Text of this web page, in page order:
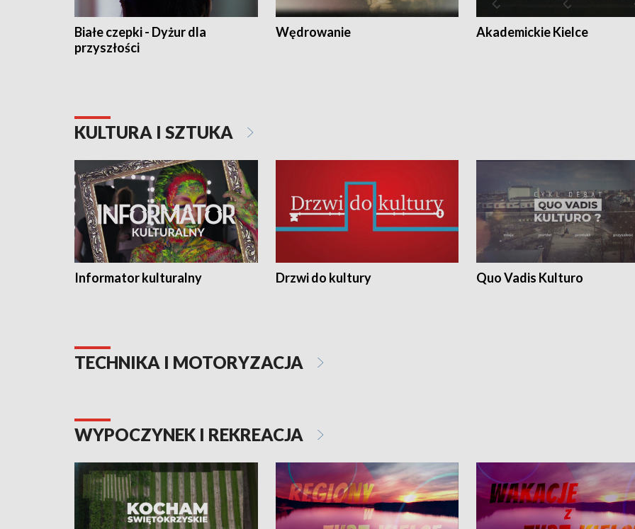
Białe czepki - Dyżur dla
przyszłości
Wędrowanie Akademickie Kielce
KULTURA I SZTUKA
Informator kulturalny Drzwi do kultury Quo Vadis Kulturo
TECHNIKA I MOTORYZACJA
WYPOCZYNEK I REKREACJA